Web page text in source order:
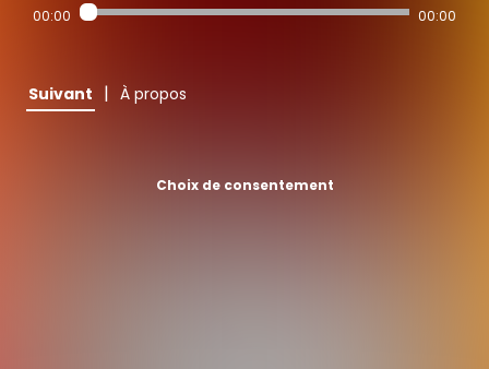
00:00 00:00
Suivant | À propos
Choix de consentement